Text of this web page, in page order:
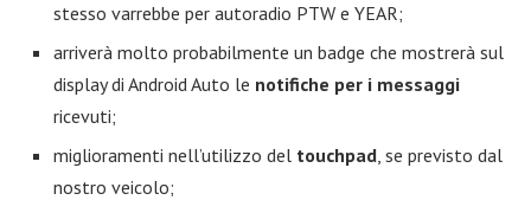
stesso varrebbe per autoradio PTW e YEAR;
arriverà molto probabilmente un badge che mostrerà sul
display di Android Auto le notifiche per i messaggi
ricevuti;
miglioramenti nell’utilizzo del touchpad, se previsto dal
nostro veicolo;